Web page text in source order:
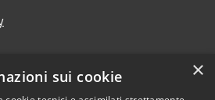
×
sui cookie